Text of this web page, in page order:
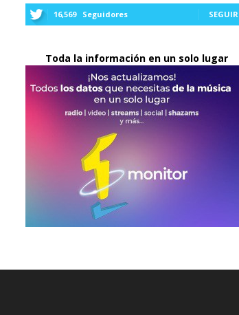
16,569 Seguidores SEGUIR
Toda la información en un solo lugar